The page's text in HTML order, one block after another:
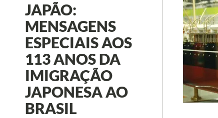
JAPÃO:
MENSAGENS
ESPECIAIS AOS
113 ANOS DA
IMIGRAÇÃO
JAPONESA AO
BRASIL